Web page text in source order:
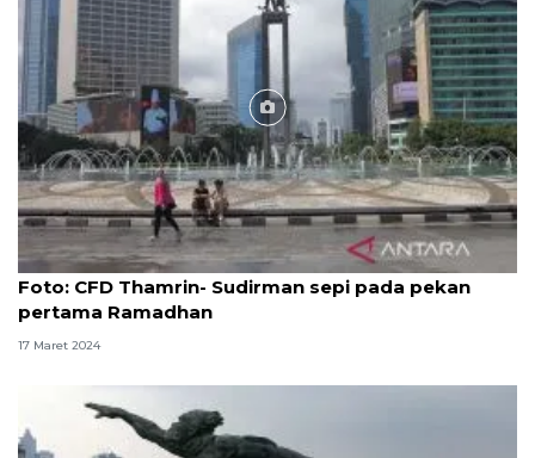
Foto
Foto: CFD Thamrin- Sudirman sepi pada pekan
pertama Ramadhan
17 Maret 2024